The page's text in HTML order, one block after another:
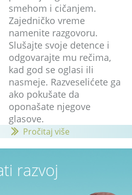
smehom i cičanjem.
Zajedničko vreme
namenite razgovoru.
Slušajte svoje detence i
odgovarajte mu rečima,
kad god se oglasi ili
nasmeje. Razveselićete ga
ako pokušate da
oponašate njegove
glasove.
Pročitaj više
razvoj